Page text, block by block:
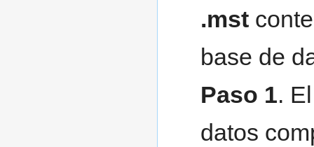
.mst
base de
Paso 1.
datos